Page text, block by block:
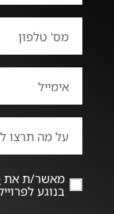
מאשר/ת את
בנוגע